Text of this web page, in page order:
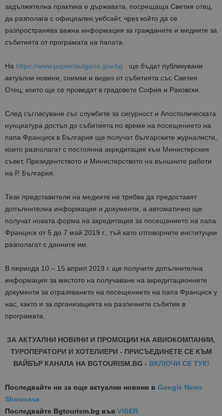
задължителна практика е държавата, посрещаща Светия отец,
да разполага с официален уебсайт, чрез който да се
разпространява важна информация за гражданите и медиите за
събитията от програмата на папата.
На https://www.popeinbulgaria.gov.bg ще бъдат публикувани
актуални новини, снимки и видео от събитията със Светия
Отец, които ще се проведат в градовете София и Раковски.
След съгласуване със службите за сигурност и Апостолическата
нунциатура достъп до събитията по време на посещението на
папа Франциск в България ще получат българските журналисти,
които разполагат с постоянна акредитация към Министерския
съвет, Президентството и Министерството на външните работи
на Р. България.
Тези представители на медиите не трябва да предоставят
допълнителна информация и документи, а автоматично ще
получат новата форма на акредитация за посещението на папа
Франциск от 5 до 7 май 2019 г., тъй като отговорните институции
разполагат с данните им.
В периода 10 – 15 април 2019 г. ще получите допълнителна
информация за мястото на получаване на акредитационните
документи за отразяването на посещението на папа Франциск у
нас, както и за организацията на различните събития в
програмата.
ЗА АКТУАЛНИ НОВИНИ И ПРОМОЦИИ НА АВИОКОМПАНИИ,
ТУРОПЕРАТОРИ И ХОТЕЛИЕРИ - ПРИСЪЕДИНЕТЕ СЕ КЪМ
ВАЙБЪР КАНАЛА НА BGTOURISM.BG - ВКЛЮЧИ СЕ ТУК!
Последвайте ни за още актуални новини в Google News
Showcase
Последвайте Bgtourism.bg във VIBER